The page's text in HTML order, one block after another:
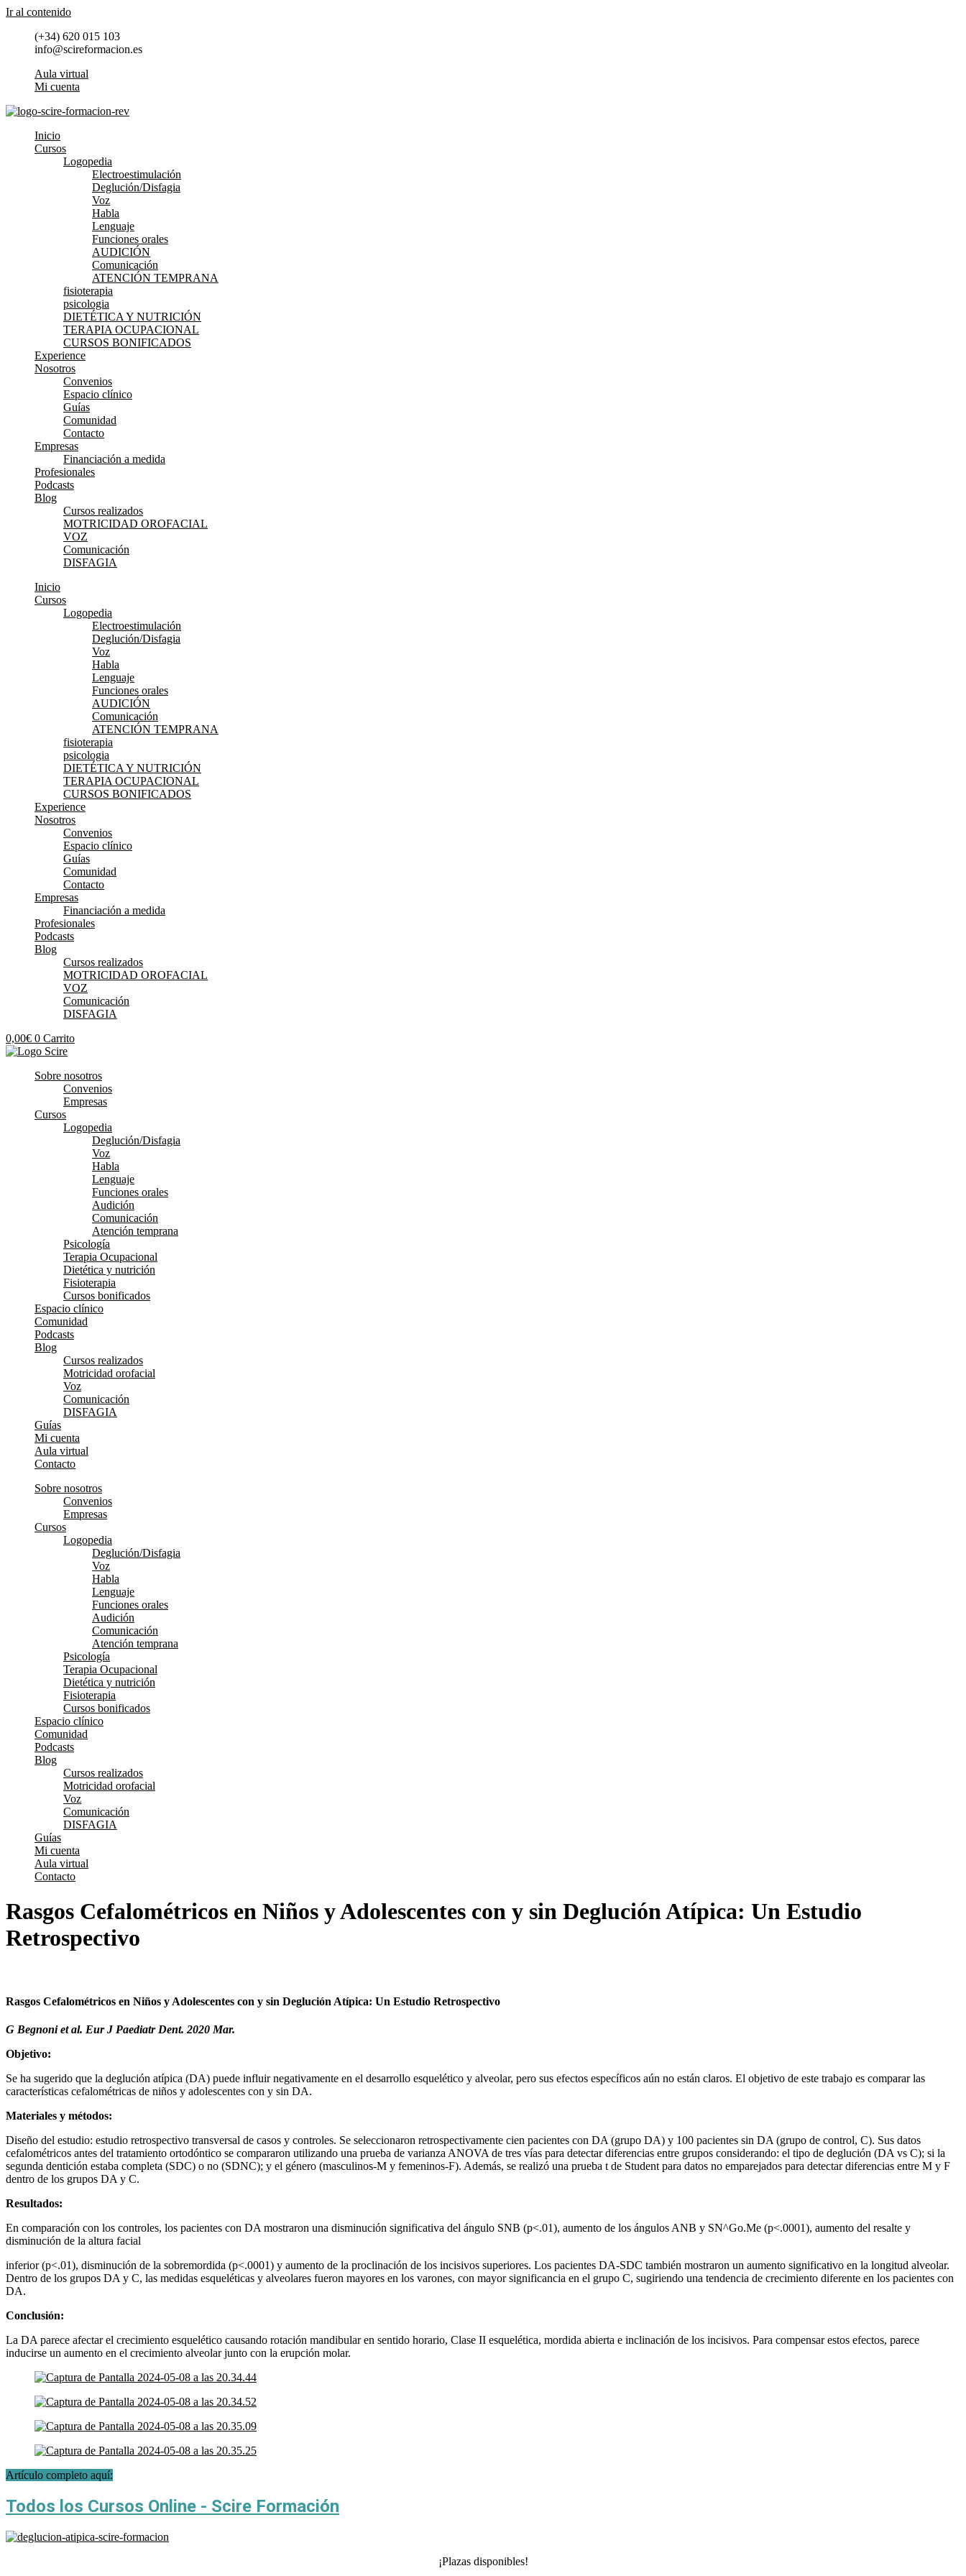
Ir al contenido
(+34) 620 015 103
info@scireformacion.es
Aula virtual
Mi cuenta
Inicio
Cursos
Logopedia
Electroestimulación
Deglución/Disfagia
Voz
Habla
Lenguaje
Funciones orales
AUDICIÓN
Comunicación
ATENCIÓN TEMPRANA
fisioterapia
psicologia
DIETÉTICA Y NUTRICIÓN
TERAPIA OCUPACIONAL
CURSOS BONIFICADOS
Experience
Nosotros
Convenios
Espacio clínico
Guías
Comunidad
Contacto
Empresas
Financiación a medida
Profesionales
Podcasts
Blog
Cursos realizados
MOTRICIDAD OROFACIAL
VOZ
Comunicación
DISFAGIA
Inicio
Cursos
Logopedia
Electroestimulación
Deglución/Disfagia
Voz
Habla
Lenguaje
Funciones orales
AUDICIÓN
Comunicación
ATENCIÓN TEMPRANA
fisioterapia
psicologia
DIETÉTICA Y NUTRICIÓN
TERAPIA OCUPACIONAL
CURSOS BONIFICADOS
Experience
Nosotros
Convenios
Espacio clínico
Guías
Comunidad
Contacto
Empresas
Financiación a medida
Profesionales
Podcasts
Blog
Cursos realizados
MOTRICIDAD OROFACIAL
VOZ
Comunicación
DISFAGIA
0,00€ 0 Carrito
Sobre nosotros
Convenios
Empresas
Cursos
Logopedia
Deglución/Disfagia
Voz
Habla
Lenguaje
Funciones orales
Audición
Comunicación
Atención temprana
Psicología
Terapia Ocupacional
Dietética y nutrición
Fisioterapia
Cursos bonificados
Espacio clínico
Comunidad
Podcasts
Blog
Cursos realizados
Motricidad orofacial
Voz
Comunicación
DISFAGIA
Guías
Mi cuenta
Aula virtual
Contacto
Sobre nosotros
Convenios
Empresas
Cursos
Logopedia
Deglución/Disfagia
Voz
Habla
Lenguaje
Funciones orales
Audición
Comunicación
Atención temprana
Psicología
Terapia Ocupacional
Dietética y nutrición
Fisioterapia
Cursos bonificados
Espacio clínico
Comunidad
Podcasts
Blog
Cursos realizados
Motricidad orofacial
Voz
Comunicación
DISFAGIA
Guías
Mi cuenta
Aula virtual
Contacto
Rasgos Cefalométricos en Niños y Adolescentes con y sin Deglución Atípica: Un Estudio
Retrospectivo
Rasgos Cefalométricos en Niños y Adolescentes con y sin Deglución Atípica: Un Estudio Retrospectivo
G Begnoni et al. Eur J Paediatr Dent. 2020 Mar.
Objetivo:
Se ha sugerido que la deglución atípica (DA) puede influir negativamente en el desarrollo esquelético y alveolar, pero sus efectos específicos aún no están claros. El objetivo de este trabajo es comparar las
características cefalométricas de niños y adolescentes con y sin DA.
Materiales y métodos:
Diseño del estudio: estudio retrospectivo transversal de casos y controles. Se seleccionaron retrospectivamente cien pacientes con DA (grupo DA) y 100 pacientes sin DA (grupo de control, C). Sus datos
cefalométricos antes del tratamiento ortodóntico se compararon utilizando una prueba de varianza ANOVA de tres vías para detectar diferencias entre grupos considerando: el tipo de deglución (DA vs C); si la
segunda dentición estaba completa (SDC) o no (SDNC); y el género (masculinos-M y femeninos-F). Además, se realizó una prueba t de Student para datos no emparejados para detectar diferencias entre M y F
dentro de los grupos DA y C.
Resultados:
En comparación con los controles, los pacientes con DA mostraron una disminución significativa del ángulo SNB (p<.01), aumento de los ángulos ANB y SN^Go.Me (p<.0001), aumento del resalte y
disminución de la altura facial
inferior (p<.01), disminución de la sobremordida (p<.0001) y aumento de la proclinación de los incisivos superiores. Los pacientes DA-SDC también mostraron un aumento significativo en la longitud alveolar.
Dentro de los grupos DA y C, las medidas esqueléticas y alveolares fueron mayores en los varones, con mayor significancia en el grupo C, sugiriendo una tendencia de crecimiento diferente en los pacientes con
DA.
Conclusión:
La DA parece afectar el crecimiento esquelético causando rotación mandibular en sentido horario, Clase II esquelética, mordida abierta e inclinación de los incisivos. Para compensar estos efectos, parece
inducirse un aumento en el crecimiento alveolar junto con la erupción molar.
Artículo completo aquí:
Todos los Cursos Online - Scire Formación
¡Plazas disponibles!